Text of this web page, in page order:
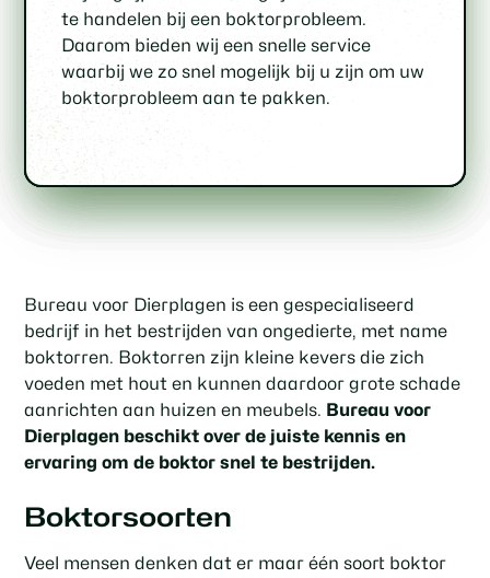
inspectie van uw woning of gebouw om de
omvang van het boktorprobleem vast te
stellen en een gepaste
behandelingsmethode te bepalen.
boktorbestrijding, waarmee we zowel het
milieu als uw gezondheid beschermen.
hoe u in de toekomst boktoroverlast kunt
voorkomen.
zodat u verzekerd bent van een succesvol
resultaat.
te handelen bij een boktorprobleem.
Daarom bieden wij een snelle service
waarbij we zo snel mogelijk bij u zijn om uw
boktorprobleem aan te pakken.
Bureau voor Dierplagen is een gespecialiseerd
bedrijf in het bestrijden van ongedierte, met name
boktorren. Boktorren zijn kleine kevers die zich
voeden met hout en kunnen daardoor grote schade
aanrichten aan huizen en meubels. Bureau voor
Dierplagen beschikt over de juiste kennis en
ervaring om de boktor snel te bestrijden.
Boktorsoorten
Veel mensen denken dat er maar één soort boktor